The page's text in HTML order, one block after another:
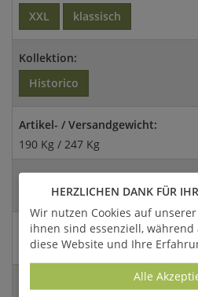
XXL klassisch
Kollektion:
Historico
Artikel- / Versandgewicht:
190 Kg / 247 Kg
Abmessungen:
530x40cm (HxDm)
Versandart:
Spedition
HERZLICHEN DANK FÜR
Wir nutzen Cookies auf
ihnen sind essenziell,
diese Website und Ihre
Alle